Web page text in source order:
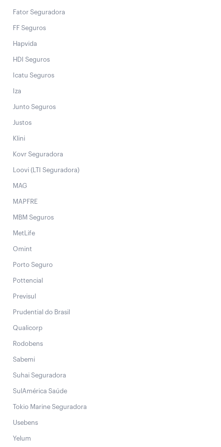
Fator Seguradora
FF Seguros
Hapvida
HDI Seguros
Icatu Seguros
Iza
Junto Seguros
Justos
Klini
Kovr Seguradora
Loovi (LTI Seguradora)
MAG
MAPFRE
MBM Seguros
MetLife
Omint
Porto Seguro
Pottencial
Previsul
Prudential do Brasil
Qualicorp
Rodobens
Sabemi
Suhai Seguradora
SulAmérica Saúde
Tokio Marine Seguradora
Usebens
Yelum